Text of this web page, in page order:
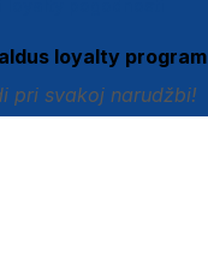
loyalty program
pri svakoj narudžbi!